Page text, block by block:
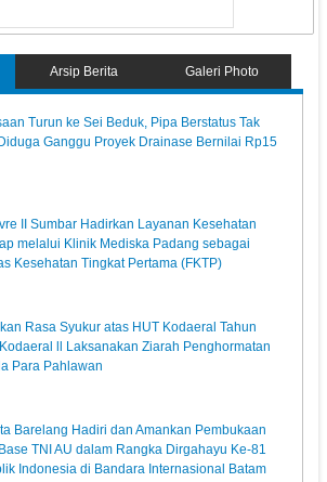
Arsip Berita Galeri Photo
Turun ke Sei Beduk, Pipa Berstatus Tak
Ganggu Proyek Drainase Bernilai Rp15
II Sumbar Hadirkan Layanan Kesehatan
melalui Klinik Mediska Padang sebagai
Kesehatan Tingkat Pertama (FKTP)
Rasa Syukur atas HUT Kodaeral Tahun
ll Laksanakan Ziarah Penghormatan
Para Pahlawan
Barelang Hadiri dan Amankan Pembukaan
TNI AU dalam Rangka Dirgahayu Ke-81
Indonesia di Bandara Internasional Batam